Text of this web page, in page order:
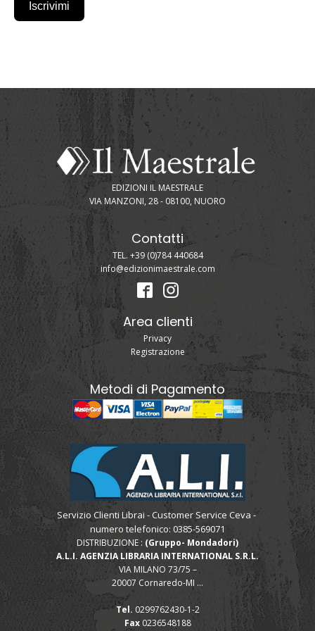
Iscrivimi
EDIZIONI IL MAESTRALE
VIA MANZONI, 28 - 08100, NUORO
Contatti
TEL. +39 (0)784 440684
info@edizionimaestrale.com
Area clienti
Privacy
Registrazione
Metodi di Pagamento
Servizio Clienti Librai - Customer Service Ceva -
numero telefonico: 0385-569071
DISTRIBUZIONE : (Gruppo- Mondadori)
A.L.I. AGENZIA LIBRARIA INTERNATIONAL S.R.L.
VIA MILANO 73/75 –
20007 Cornaredo-MI ...
Tel. 0299762430-1-2
Fax0236548188